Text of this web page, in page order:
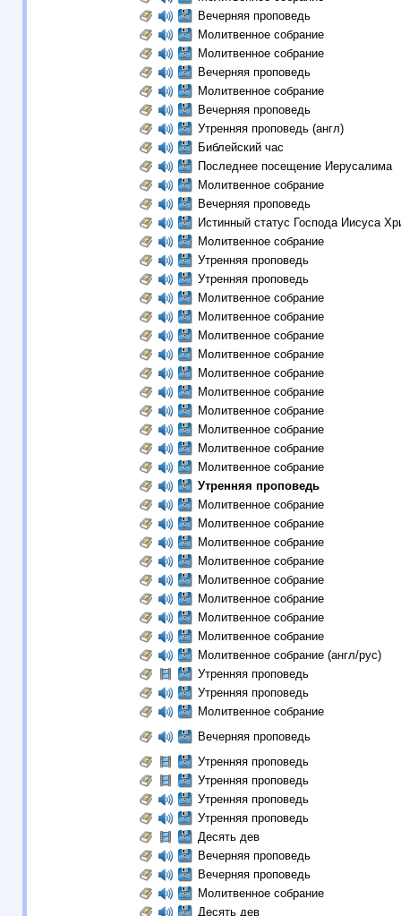
Вечерняя проповедь
Молитвенное собрание
Молитвенное собрание
Вечерняя проповедь
Молитвенное собрание
Вечерняя проповедь
Утренняя проповедь (англ)
Библейский час
Последнее посещение Иерусалима
Молитвенное собрание
Вечерняя проповедь
Истинный статус Господа Иисуса
Молитвенное собрание
Утренняя проповедь
Утренняя проповедь
Молитвенное собрание
Молитвенное собрание
Молитвенное собрание
Молитвенное собрание
Молитвенное собрание
Молитвенное собрание
Молитвенное собрание
Молитвенное собрание
Молитвенное собрание
Молитвенное собрание
Утренняя проповедь
Молитвенное собрание
Молитвенное собрание
Молитвенное собрание
Молитвенное собрание
Молитвенное собрание
Молитвенное собрание
Молитвенное собрание
Молитвенное собрание
Молитвенное собрание (англ/рус)
Утренняя проповедь
Утренняя проповедь
Молитвенное собрание
Вечерняя проповедь
Утренняя проповедь
Утренняя проповедь
Утренняя проповедь
Утренняя проповедь
Десять дев
Вечерняя проповедь
Вечерняя проповедь
Молитвенное собрание
Десять дев